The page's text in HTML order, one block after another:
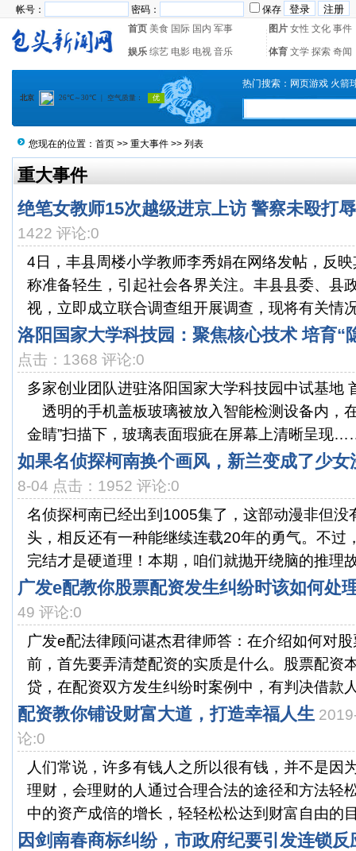
帐号： 密码：
保存
首页 美食 国际 国内 军事 图片 女性 文化 事件
娱乐 综艺 电影 电视 音乐 体育 文学 探索 奇闻
热门搜索： 网页游戏 火箭
您现在的位置： 首页 >> 重大事件 >> 列表
重大事件
绝笔女教师15次越级进京上访 警察未殴打
1422 评论:0
4日，丰县周楼小学教师李秀娟在网络发帖，反
称准备轻生，引起社会各界关注。丰县县委、县
视，立即成立联合调查组开展调查，现将有关情
洛阳国家大学科技园：聚焦核心技术 培育“
点击：1368 评论:0
多家创业团队进驻洛阳国家大学科技园中试基
透明的手机盖板玻璃被放入智能检测设备内，
金睛”扫描下，玻璃表面瑕疵在屏幕上清晰
如果名侦探柯南换个画风，新兰变成了少女
8-04 点击：1952 评论:0
名侦探柯南已经出到1005集了，这部动漫非但没
头，相反还有一种能继续连载20年的勇气。不过
完结才是硬道理！本期，咱们就抛开绕脑的推理
广发e配教你股票配资发生纠纷时该如何处
49 评论:0
广发e配法律顾问谌杰君律师答：在介绍如何对
前，首先要弄清楚配资的实质是什么。股票配资
贷，在配资双方发生纠纷时案例中，有判决借款
配资教你铺设财富大道，打造幸福人生
论:0
人们常说，许多有钱人之所以很有钱，并不是因
理财，会理财的人通过合理合法的途径和方法轻
中的资产成倍的增长，轻轻松松达到财富自由的
因剑南春商标纠纷，市政府纪要引发连锁反